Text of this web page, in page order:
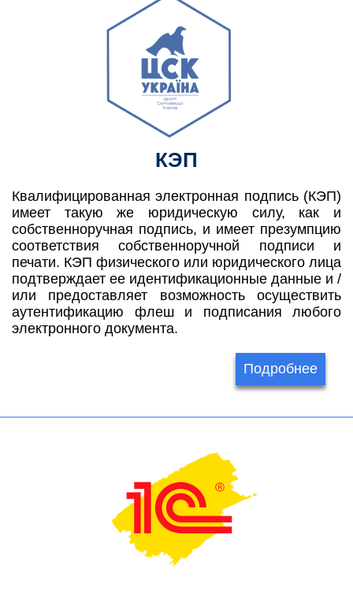
КЭП
Квалифицированная электронная подпись (КЭП)
имеет такую же юридическую силу, как и
собственноручная подпись, и имеет презумпцию
соответствия собственноручной подписи и
печати. КЭП физического или юридического лица
подтверждает ее идентификационные данные и /
или предоставляет возможность осуществить
аутентификацию флеш и подписания любого
электронного документа.
Подробнее